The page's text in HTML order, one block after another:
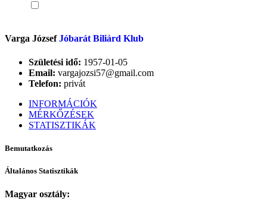
Varga JózsefJóbarát Biliárd Klub
Születési idő: 1957-01-05
Email: vargajozsi57@gmail.com
Telefon: privát
INFORMÁCIÓK
MÉRKŐZÉSEK
STATISZTIKÁK
Bemutatkozás
Általános Statisztikák
Magyar osztály: